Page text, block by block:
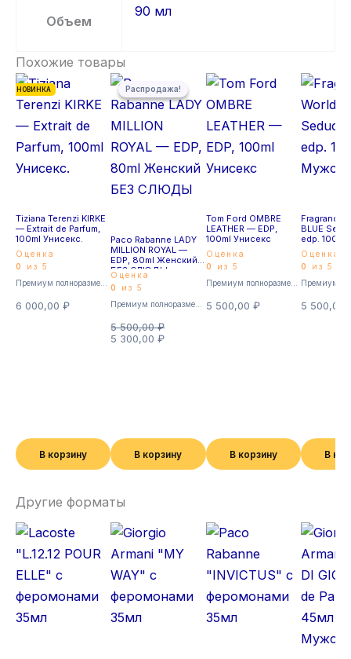
Объем
90 мл
Похожие товары
НОВИНКА
Tiziana Terenzi KIRKE
— Extrait de Parfum,
100ml Унисекс.
Оценка
0
из 5
6 000,00 ₽
В корзину
Распродажа!
Распродажа!
Paco Rabanne LADY
MILLION ROYAL —
EDP, 80ml Женский
БЕЗ СЛЮДЫ
Оценка
0
из 5
5 500,00₽
Первоначальная цена составляла 5 500,00 ₽.
5 300,00₽
Текущая цена: 5 300,00 ₽.
В корзину
Премиум полноразмерные
Tom Ford OMBRE
LEATHER — EDP,
100ml Унисекс
Оценка
0
из 5
5 500,00 ₽
В корзину
Fragrance
BLUE
edp.
Оценка
0
из 5
5 500,00
В
Другие форматы